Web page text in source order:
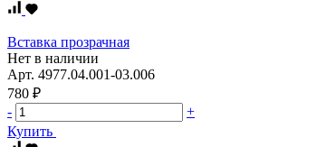
Вставка прозрачная
Нет в наличии
Арт. 4977.04.001-03.006
780 ₽
-
+
Купить